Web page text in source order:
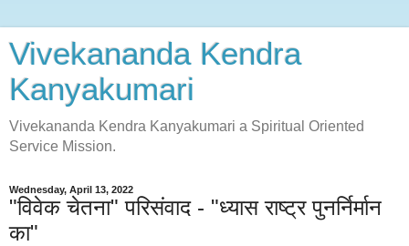
Vivekananda Kendra
Kanyakumari
Vivekananda Kendra Kanyakumari a Spiritual Oriented
Service Mission.
Wednesday, April 13, 2022
"विवेक चेतना" परिसंवाद - "ध्यास राष्ट्र पुनर्निर्मान
का"